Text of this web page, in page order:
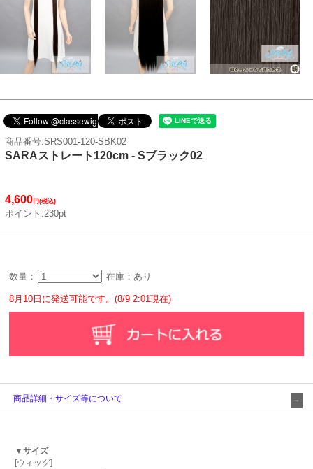
商品番号:SRS001-120-SBK02
SARAストレート120cm - Sブラック02
4,600円(税込)
ポイント:230pt
数量： 在庫：あり
8月10日に発送可能です。(8/9 2:01現在)
商品詳細・サイズ等について
▼サイズ
[ウィッグ]